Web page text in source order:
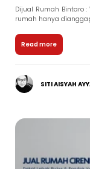
Dijual Rumah Bintaro
rumah hanya
Read more
SITI AISYAH